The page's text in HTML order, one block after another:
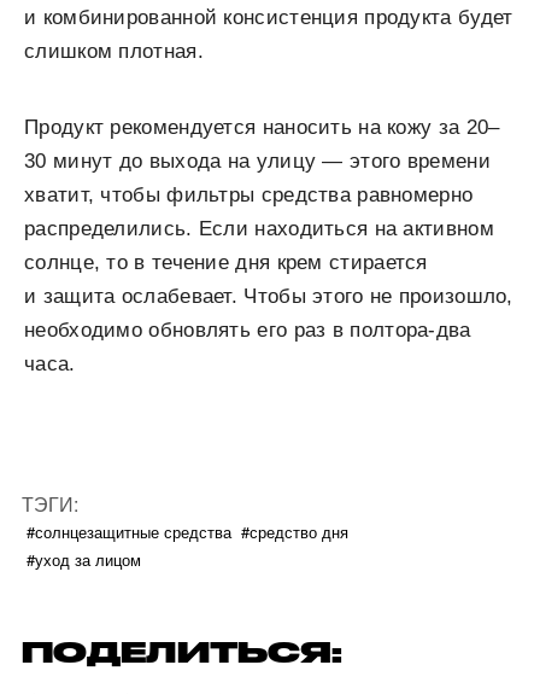
и комбинированной консистенция продукта будет
слишком плотная.
Продукт рекомендуется наносить на кожу за 20–
30 минут до выхода на улицу — этого времени
хватит, чтобы фильтры средства равномерно
распределились. Если находиться на активном
солнце, то в течение дня крем стирается
и защита ослабевает. Чтобы этого не произошло,
необходимо обновлять его раз в полтора-два
часа.
ТЭГИ:
#солнцезащитные средства #средство дня
#уход за лицом
ПОДЕЛИТЬСЯ: